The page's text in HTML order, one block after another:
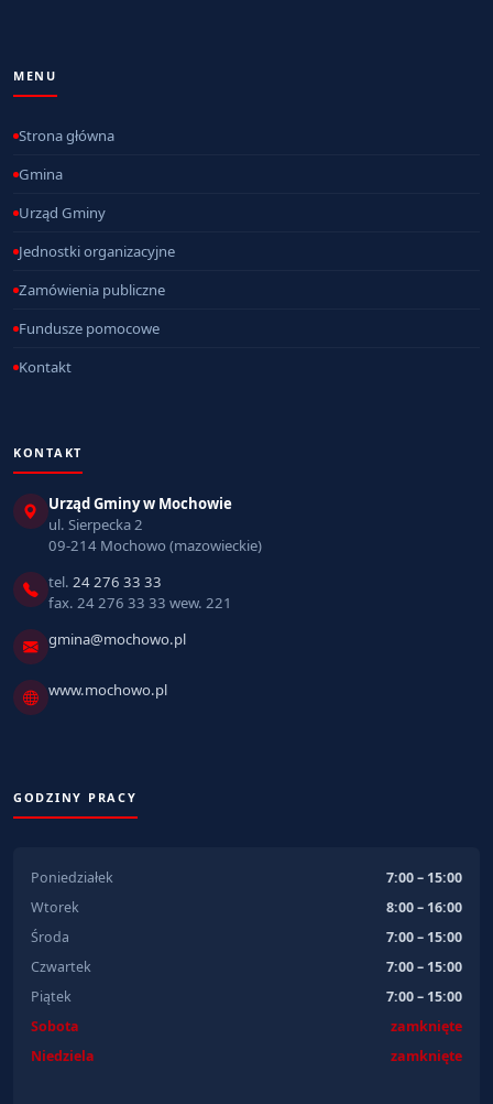
MENU
Strona główna
Gmina
Urząd Gminy
Jednostki organizacyjne
Zamówienia publiczne
Fundusze pomocowe
Kontakt
KONTAKT
Urząd Gminy w Mochowie
ul. Sierpecka 2
09-214 Mochowo (mazowieckie)
tel. 24 276 33 33
fax. 24 276 33 33 wew. 221
gmina@mochowo.pl
www.mochowo.pl
GODZINY PRACY
Poniedziałek
7:00 – 15:00
Wtorek
8:00 – 16:00
Środa
7:00 – 15:00
Czwartek
7:00 – 15:00
Piątek
7:00 – 15:00
Sobota
zamknięte
Niedziela
zamknięte